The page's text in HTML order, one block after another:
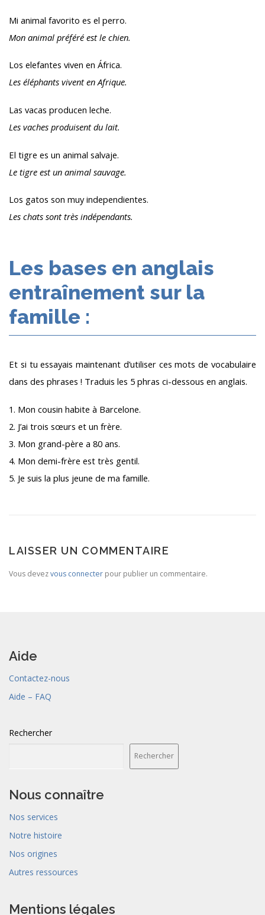
Mi animal favorito es el perro.
Mon animal préféré est le chien.
Los elefantes viven en África.
Les éléphants vivent en Afrique.
Las vacas producen leche.
Les vaches produisent du lait.
El tigre es un animal salvaje.
Le tigre est un animal sauvage.
Los gatos son muy independientes.
Les chats sont très indépendants.
Les bases en anglais
entraînement sur la
famille :
Et si tu essayais maintenant d’utiliser ces mots de vocabulaire
dans des phrases ! Traduis les 5 phras ci-dessous en anglais.
1. Mon cousin habite à Barcelone.
2. J’ai trois sœurs et un frère.
3. Mon grand-père a 80 ans.
4. Mon demi-frère est très gentil.
5. Je suis la plus jeune de ma famille.
LAISSER UN COMMENTAIRE
Vous devezvous connecter pour publier un commentaire.
Aide
Contactez-nous
Aide – FAQ
Rechercher
Rechercher
Nous connaître
Nos services
Notre histoire
Nos origines
Autres ressources
Mentions légales